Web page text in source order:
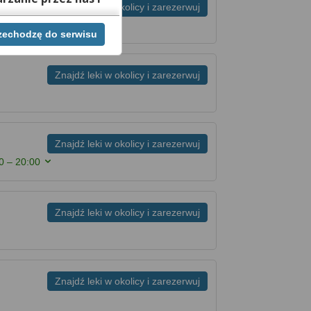
Znajdź leki w okolicy i zarezerwuj
Znajdź leki w okolicy i zarezerwuj
Znajdź leki w okolicy i zarezerwuj
– 20:00
Znajdź leki w okolicy i zarezerwuj
Znajdź leki w okolicy i zarezerwuj
chwili cofnąć,
Jeżeli chcesz
tego dokonać
do serwisu